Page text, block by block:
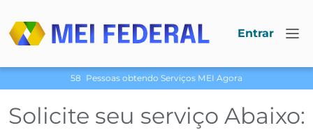
Entrar
58 Pessoas obtendo Serviços МЕI Agora
Solicite seu serviço Abaixo: